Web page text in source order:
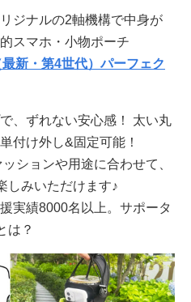
ジナルの2軸機構で中身が
スマホ・小物ポーチ
新・第4世代）パーフェク
、ずれない安心感！ 太い丸
付け外し&固定可能！
ションや用途に合わせて、
しみいただけます♪
実績8000名以上。サポータ
は？